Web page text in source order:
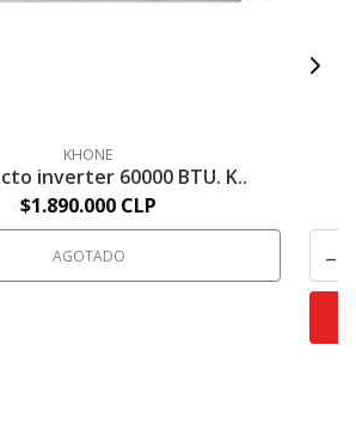
KHONE
inverter 60000 BTU. K..
$1.890.000 CLP
AGOTADO -